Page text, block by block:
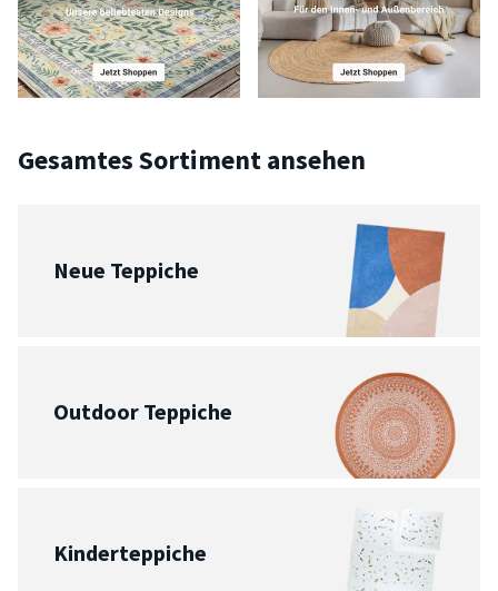
Gesamtes Sortiment ansehen
Neue Teppiche
Outdoor Teppiche
Kinderteppiche